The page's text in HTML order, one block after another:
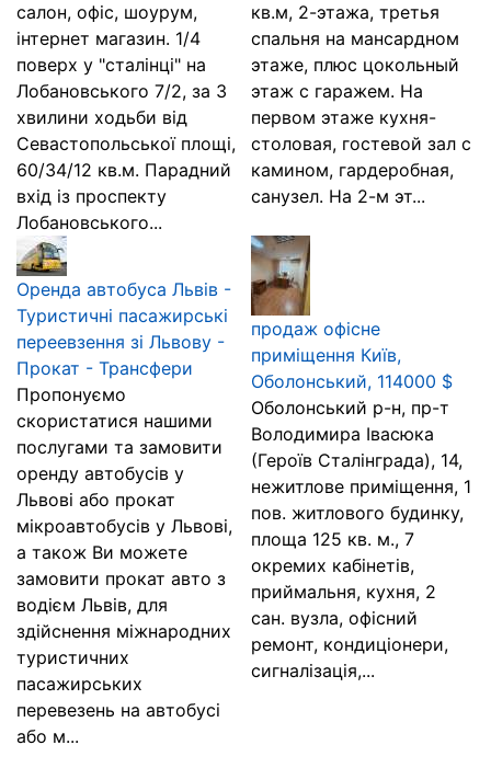
салон, офіс, шоурум,
інтернет магазин. 1/4
поверх у "сталінці" на
Лобановського 7/2, за 3
хвилини ходьби від
Севастопольської площі,
60/34/12 кв.м. Парадний
вхід із проспекту
Лобановського...
кв.м, 2-этажа, третья
спальня на мансардном
этаже, плюс цокольный
этаж с гаражем. На
первом этаже кухня-
столовая, гостевой зал с
камином, гардеробная,
санузел. На 2-м эт...
Оренда автобуса Львів -
Туристичні пасажирські
переевзення зі Львову -
Прокат - Трансфери
Пропонуємо
скористатися нашими
послугами та замовити
оренду автобусів у
Львові або прокат
мікроавтобусів у Львові,
а також Ви можете
замовити прокат авто з
водієм Львів, для
здійснення міжнародних
туристичних
пасажирських
перевезень на автобусі
або м...
продаж офісне
приміщення Київ,
Оболонський, 114000 $
Оболонський р-н, пр-т
Володимира Івасюка
(Героїв Сталінграда), 14,
нежитлове приміщення, 1
пов. житлового будинку,
площа 125 кв. м., 7
окремих кабінетів,
приймальня, кухня, 2
сан. вузла, офісний
ремонт, кондиціонери,
сигналізація,...